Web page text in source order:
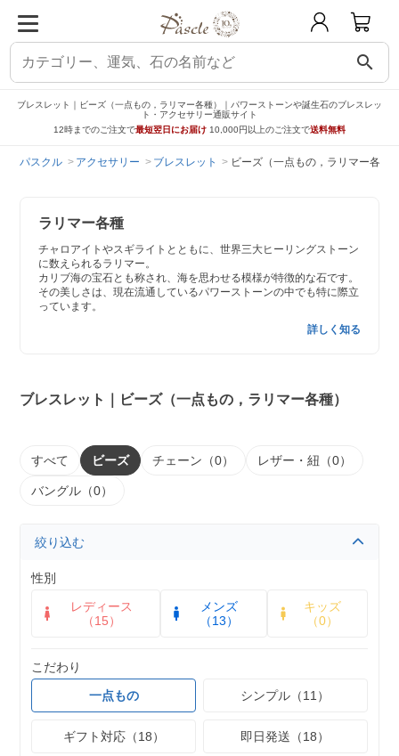
search
ブレスレット｜ビーズ（一点もの，ラリマー各種）｜パワーストーンや誕生石のブレスレッ
ト・アクセサリー通販サイト
12時までのご注文で最短翌日にお届け 10,000円以上のご注文で送料無料
パスクル アクセサリー ブレスレット ビーズ（一点もの，ラリマー各種
ラリマー各種
チャロアイトやスギライトとともに、世界三大ヒーリングストーン
に数えられるラリマー。
カリブ海の宝石とも称され、海を思わせる模様が特徴的な石です。
その美しさは、現在流通しているパワーストーンの中でも特に際立
っています。
詳しく知る
ブレスレット｜ビーズ（一点もの，ラリマー各種）
すべて ビーズ チェーン（0） レザー・紐（0）
バングル（0）
絞り込む
性別
レディース
（15）
メンズ
（13）
キッズ
（0）
こだわり
一点もの
シンプル（11）
ギフト対応（18） 即日発送（18）